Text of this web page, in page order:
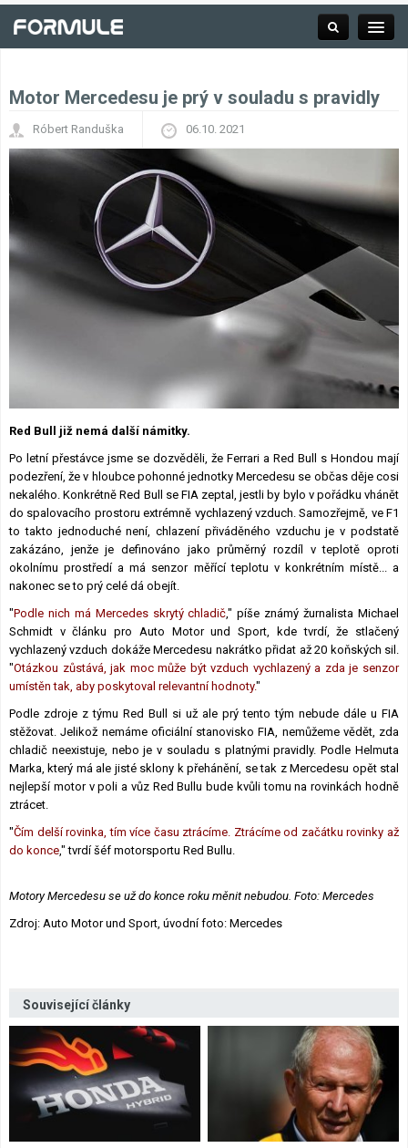
Kalendář F1
Výsledky F1
Týmy a jezdci F1
Okruhy F1
Motor Mercedesu je prý v souladu s pravidly
Róbert Randuška 06.10. 2021
Red Bull již nemá další námitky.
Po letní přestávce jsme se dozvěděli, že Ferrari a Red Bull s Hondou mají
podezření, že v hloubce pohonné jednotky Mercedesu se občas děje cosi
nekalého. Konkrétně Red Bull se FIA ​​zeptal, jestli by bylo v pořádku vhánět
do spalovacího prostoru extrémně vychlazený vzduch. Samozřejmě, ve F1
to takto jednoduché není, chlazení přiváděného vzduchu je v podstatě
zakázáno, jenže je definováno jako průměrný rozdíl v teplotě oproti
okolnímu prostředí a má senzor měřící teplotu v konkrétním místě... a
nakonec se to prý celé dá obejít.
"Podle nich má Mercedes skrytý chladič," píše známý žurnalista Michael
Schmidt v článku pro Auto Motor und Sport, kde tvrdí, že stlačený
vychlazený vzduch dokáže Mercedesu nakrátko přidat až 20 koňských sil.
"Otázkou zůstává, jak moc může být vzduch vychlazený a zda je senzor
umístěn tak, aby poskytoval relevantní hodnoty."
Podle zdroje z týmu Red Bull si už ale prý tento tým nebude dále u FIA
stěžovat. Jelikož nemáme oficiální stanovisko FIA, nemůžeme vědět, zda
chladič neexistuje, nebo je v souladu s platnými pravidly. Podle Helmuta
Marka, který má ale jisté sklony k přehánění, se tak z Mercedesu opět stal
nejlepší motor v poli a vůz Red Bullu bude kvůli tomu na rovinkách hodně
ztrácet.
"Čím delší rovinka, tím více času ztrácíme. Ztrácíme od začátku rovinky až
do konce," tvrdí šéf motorsportu Red Bullu.
Motory Mercedesu se už do konce roku měnit nebudou. Foto: Mercedes
Zdroj: Auto Motor und Sport, úvodní foto: Mercedes
Související články